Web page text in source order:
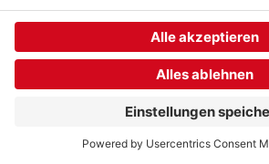
at https://chat-
at https://chat-
at dL (https://chat-
at https://chat-
at https://chat-
at https://chat-
at https://chat-
at SL (https://chat-
at kp (https://chat-